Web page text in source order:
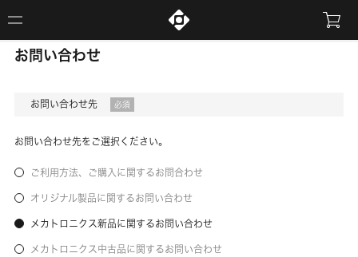
お問い合わせ
お問い合わせ先 必須
お問い合わせ先をご選択ください。
ご利用方法、ご購入に関するお問合わせ
オリジナル製品に関するお問い合わせ
メカトロニクス新品に関するお問い合わせ
メカトロニクス中古品に関するお問い合わせ